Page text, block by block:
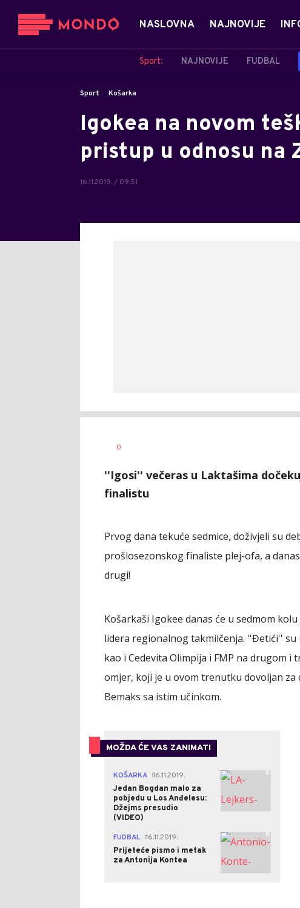
NASLOVNA NAJNOVIJE
Sport: NAJNOVIJE FUDBAL
Sport Košarka
Igokea na novom
pristup u odnosu na
16.11.2019. / 09:51
0
''Igosi'' večeras u Laktašima
finalistu
Prvog dana tekuće sedmice, doživjeli su
prošlosezonskog finaliste plej-ofa, a
drugi!
Košarkaši Igokee danas će u sedmom
lidera regionalnog takmilčenja. ''Đetići''
kao i Cedevita Olimpija i FMP na drugom
omjer, koji je u ovom trenutku dovoljan za
Bemaks sa istim učinkom.
MOŽDA ĆE VAS ZANIMATI
KOŠARKA 16.11.2019.
Jedan Bogdan malo za
pobjedu u Los Anđelesu:
Džejms presudio
(VIDEO)
0
FUDBAL 16.11.2019.
Prijeteće pismo i metak
za Antonija Kontea
0